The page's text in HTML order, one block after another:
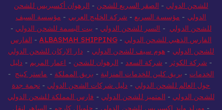
للشحن الدولي - الصقر السريع للشحن - الرهوان أكسبريس للشحن
الدولي - مؤسسة السريع - شركة الخليج العربي - مؤسسة السيف
للشحن الدولي - النسر للشحن الدولي - بيت البسمة للشحن الدولي -
الفارس الذهبي للشحن الدولي -
ALBASMAH SHIPPING
- الفارس
للشحن الدولي - هوم سيف للشحن الدولي -دار الاركان للشحن الدولي
- شركة الكوثر - شركة السعد - الرهوان للشحن - اعمار المريم - دليل
الخدمات - بريق كلين للخدمات المنزلية - بريق المملكة - ماستر كينج -
حول العالم للشحن الدولي - دليل شركات الشحن الدولي - نجمة جدة
للشحن الدولي - المتميز للشحن الدولي - فارس المملكة للشحن الدولي
- وورلد وايد إكسبريس للشحن الدولي - جلوبال كارجو - الساهر لنقل